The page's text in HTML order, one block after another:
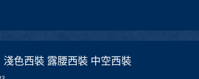
色西裝 露腰西裝 中空西裝